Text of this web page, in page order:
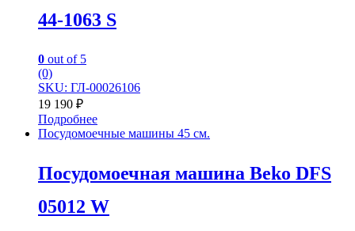
44-1063 S
0 out of 5
(0)
SKU: ГЛ-00026106
19 190 ₽
Подробнее
Посудомоечные машины 45 см.
Посудомоечная машина Beko DFS
05012 W